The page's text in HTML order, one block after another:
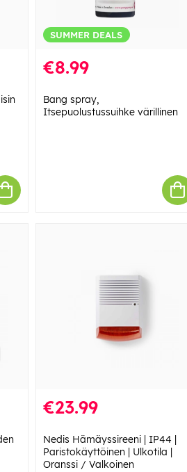
SUMMER DEALS
€8.99
Bang spray,
Itsepuolustussuihke värillinen
€23.99
Nedis Hämäyssireeni | IP44 |
Paristokäyttöinen | Ulkotila |
Oranssi / Valkoinen